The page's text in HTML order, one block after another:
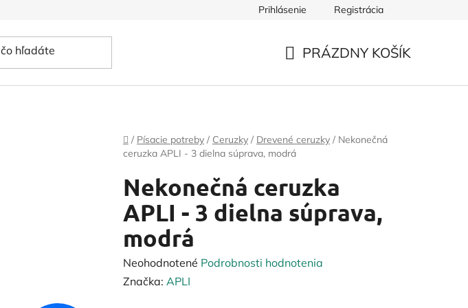
Prihlásenie Registrácia
PRÁZDNY KOŠÍK
Domov
/ Písacie potreby / Ceruzky / Drevené ceruzky / Nekonečná
ceruzka APLI - 3 dielna súprava, modrá
Nekonečná ceruzka
APLI - 3 dielna súprava,
modrá
Priemerné
hodnotenie
Neohodnotené Podrobnosti hodnotenia
Značka: APLI